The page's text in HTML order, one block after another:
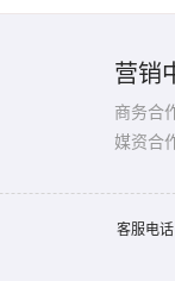
营销
商务合
媒资合
客服电